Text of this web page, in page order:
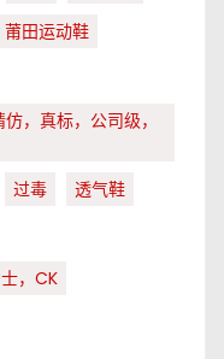
莆田运动鞋
，真标，公司级，
过毒
透气鞋
，CK